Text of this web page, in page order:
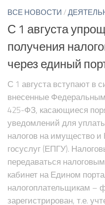
ВСЕ НОВОСТИ/
С 1 августа
получения
через единый
С 1 августа вступают в
внесенные
425-ФЗ, касающиеся
уведомлений для
налогов на имущество
госуслуг (ЕПГУ).
передаваться
кабинет на Едином
налогоплательщикам –
зарегистрирован, т.е.